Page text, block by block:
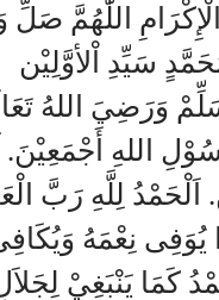
اللّٰهُمَّ
سَيِّدِ اْلأوَّلِيْن
وَرَضِيَ اللهُ
اللهِ أَجْمَعِيْنَ.
اَلْحَمْدُ لِلَّهِ رَبَّ
يُوَفِى نِعْمَهُ
كَمَا يَنْبَغِيْ